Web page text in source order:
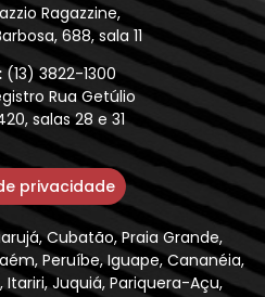
Ragazzine,
688, sala 11
(13) 3822-1300
Rua Getúlio
salas 28 e 31
privacidade
Cubatão, Praia Grande,
Peruíbe, Iguape, Cananéia,
Itariri, Juquiá, Pariquera-Açu,